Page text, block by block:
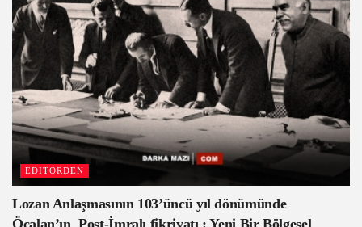
EDITÖRDEN
Lozan Anlaşmasının 103’üncü yıl dönümünde
Öcalan’ın Post-İmralı fikriyatı : Yeni Bir Bölgesel